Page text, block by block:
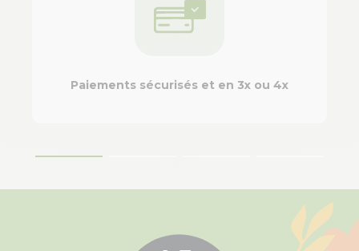
Paiements sécurisés et en 3x ou 4x